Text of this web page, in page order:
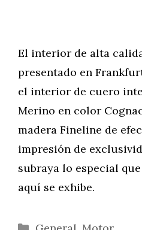
El interior de alta
presentado en
el interior de cuero
Merino en color
madera Fineline de
impresión de
subraya lo especial
aquí se exhibe.
Categorías